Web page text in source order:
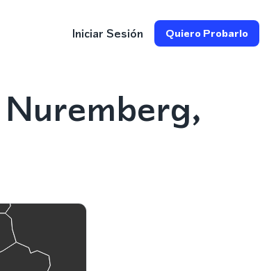
Iniciar Sesión Quiero Probarlo